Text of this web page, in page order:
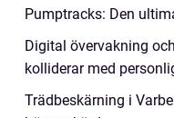
Pumptracks: Den
Digital övervakning
kolliderar med
Trädbeskärning i